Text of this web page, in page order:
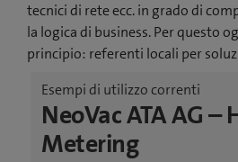
tecnici di rete ecc. in grado di
la logica di business. Per questo
principio: referenti locali per
Esempi di utilizzo correnti
NeoVac ATA AG –
Metering